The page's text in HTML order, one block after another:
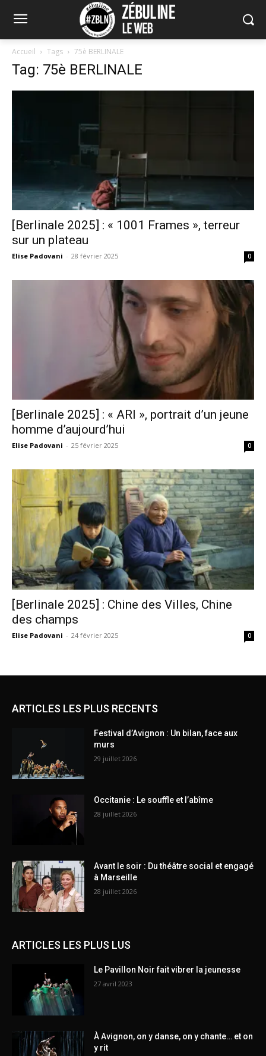
Accueil Tags 75è BERLINALE
Tag: 75è BERLINALE
[Berlinale 2025] : « 1001 Frames », terreur
sur un plateau
Elise Padovani - 28 février 2025 0
[Berlinale 2025] : « ARI », portrait d’un jeune
homme d’aujourd’hui
Elise Padovani - 25 février 2025 0
[Berlinale 2025] : Chine des Villes, Chine
des champs
Elise Padovani - 24 février 2025 0
ARTICLES LES PLUS RECENTS
Festival d’Avignon : Un bilan, face aux
murs
29 juillet 2026
Occitanie : Le souffle et l’abîme
28 juillet 2026
Avant le soir : Du théâtre social et engagé
à Marseille
28 juillet 2026
ARTICLES LES PLUS LUS
Le Pavillon Noir fait vibrer la jeunesse
27 avril 2023
À Avignon, on y danse, on y chante… et on
y rit